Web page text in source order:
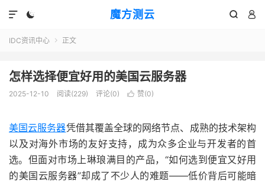
魔方测云
  

IDC资讯中心  正文
怎样选择便宜好用的美国云服务器
2025-12-10 阅读(229) 评论(0)  赞(0)
美国云服务器凭借其覆盖全球的网络节点、成熟的技术架构
以及对海外市场的友好支持，成为众多企业与开发者的首
选。但面对市场上琳琅满目的产品，“如何选到便宜又好用
的美国云服务器”却成了不少人的难题——低价背后可能暗